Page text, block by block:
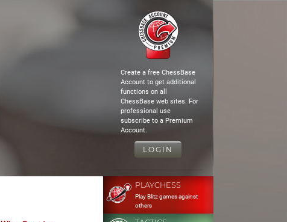
Create a free ChessBase
Account to get additional
functions on all
ChessBase web sites. For
professional use
subscribe to a Premium
Account.
LOGIN
PLAYCHESS
Play Blitz games against
others